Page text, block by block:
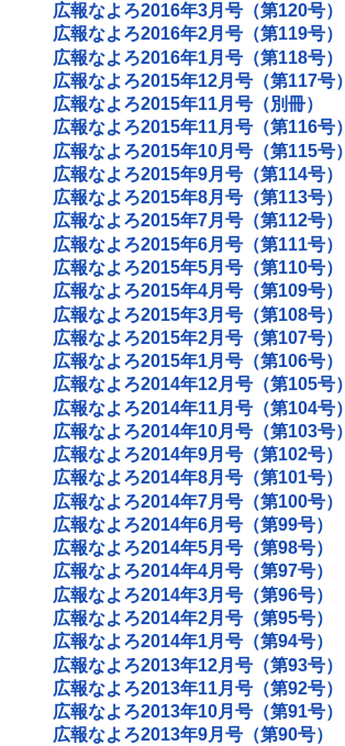
広報なよろ2016年3月号（第120号）
広報なよろ2016年2月号（第119号）
広報なよろ2016年1月号（第118号）
広報なよろ2015年12月号（第117号）
広報なよろ2015年11月号（別冊）
広報なよろ2015年11月号（第116号）
広報なよろ2015年10月号（第115号）
広報なよろ2015年9月号（第114号）
広報なよろ2015年8月号（第113号）
広報なよろ2015年7月号（第112号）
広報なよろ2015年6月号（第111号）
広報なよろ2015年5月号（第110号）
広報なよろ2015年4月号（第109号）
広報なよろ2015年3月号（第108号）
広報なよろ2015年2月号（第107号）
広報なよろ2015年1月号（第106号）
広報なよろ2014年12月号（第105号）
広報なよろ2014年11月号（第104号）
広報なよろ2014年10月号（第103号）
広報なよろ2014年9月号（第102号）
広報なよろ2014年8月号（第101号）
広報なよろ2014年7月号（第100号）
広報なよろ2014年6月号（第99号）
広報なよろ2014年5月号（第98号）
広報なよろ2014年4月号（第97号）
広報なよろ2014年3月号（第96号）
広報なよろ2014年2月号（第95号）
広報なよろ2014年1月号（第94号）
広報なよろ2013年12月号（第93号）
広報なよろ2013年11月号（第92号）
広報なよろ2013年10月号（第91号）
広報なよろ2013年9月号（第90号）